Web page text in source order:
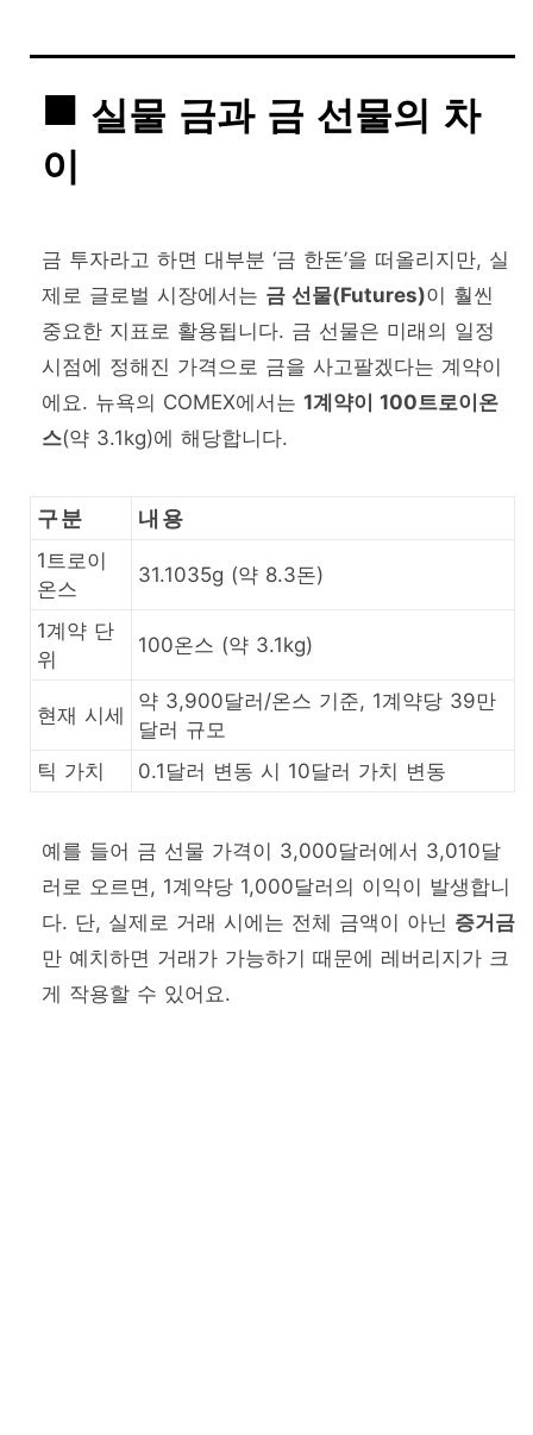
실물 금과 금 선물의 차
이
금 투자라고 하면 대부분 ‘금 한돈’을 떠올리지만, 실
제로 글로벌 시장에서는 금 선물(Futures)이 훨씬
중요한 지표로 활용됩니다. 금 선물은 미래의 일정
시점에 정해진 가격으로 금을 사고팔겠다는 계약이
에요. 뉴욕의 COMEX에서는 1계약이 100트로이온
스(약 3.1kg)에 해당합니다.
구분 내용
1트로이
온스
31.1035g (약 8.3돈)
1계약 단
위
100온스 (약 3.1kg)
현재 시세
약 3,900달러/온스 기준, 1계약당 39만
달러 규모
틱 가치
0.1달러 변동 시 10달러 가치 변동
예를 들어 금 선물 가격이 3,000달러에서 3,010달
러로 오르면, 1계약당 1,000달러의 이익이 발생합니
다. 단, 실제로 거래 시에는 전체 금액이 아닌 증거금
만 예치하면 거래가 가능하기 때문에 레버리지가 크
게 작용할 수 있어요.